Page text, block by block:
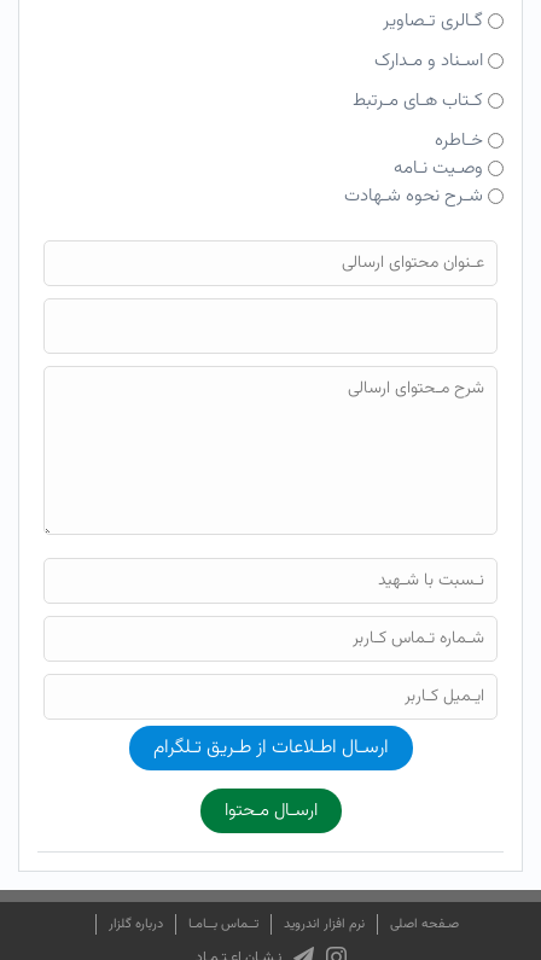
گـالری تـصاویر
اسـناد و مـدارک
کـتاب هـای مـرتبط
خـاطره
وصـیت نـامه
شـرح نحوه شـهادت
فایل محتوای ارسالی
ارسـال اطـلاعات از طـریق تـلگرام
ارسـال مـحتوا
صـفحه اصلی نرم افزار اندروید تــماس بــامـا درباره گلزار